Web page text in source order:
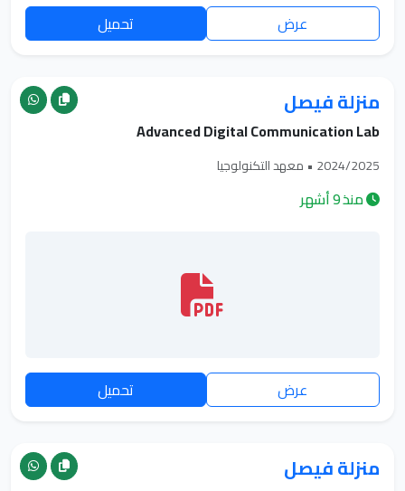
عرض تحميل
منزلة فيصل
Advanced Digital Communication Lab
2024/2025 • معهد التكنولوجيا
منذ 9 أشهر
عرض تحميل
منزلة فيصل